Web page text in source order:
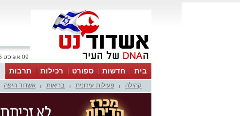
09 אוגוסט 2026 / 09:31
בית חדשות ספורט רכילות תרבות
קהילה פעילות עירונית בריאות אשדוד היפה